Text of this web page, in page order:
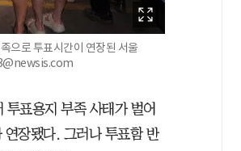
으로 투표시간이 연장된 서울
표용지 부족 사태가 벌어
장됐다. 그러나 투표함 반